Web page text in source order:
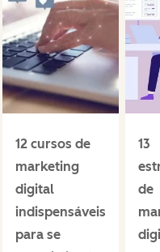
12 cursos de
marketing
digital
indispensáveis
para se
13
de